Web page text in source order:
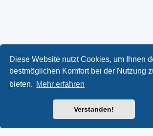
Diese Website nutzt Cookies, um Ihnen
bestmöglichen Komfort bei der Nutzung
bieten. Mehr erfahren
Verstanden!